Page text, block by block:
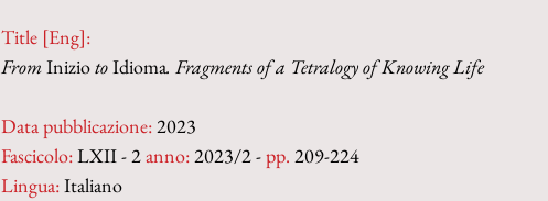
Title [Eng]:
From Inizio to Idioma. Fragments of a Tetralogy of Knowing Life
Data pubblicazione: 2023
Fascicolo: LXII - 2 anno: 2023/2 - pp. 209-224
Lingua: Italiano